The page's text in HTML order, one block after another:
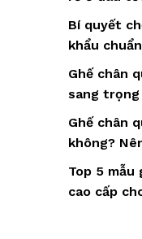
Bí quyết
khẩu
Ghế chân
sang trọng
Ghế chân
không?
Top 5 mẫu
cao cấp